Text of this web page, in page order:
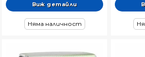
Виж детайли
Няма наличност